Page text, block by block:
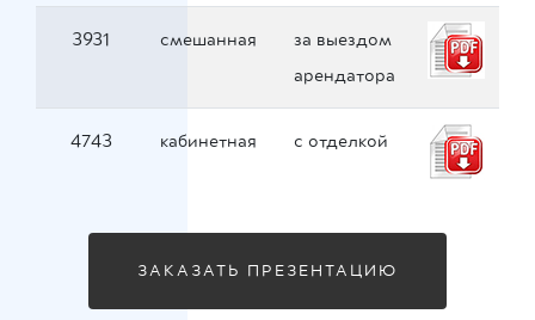
3931 смешанная
за выездом
арендатора
4743 кабинетная с отделкой
ЗАКАЗАТЬ ПРЕЗЕНТАЦИЮ